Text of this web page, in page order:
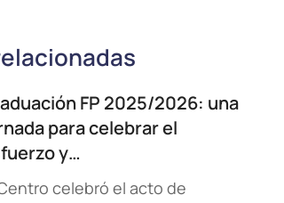
FP 2025/2026: una
para celebrar el
y…
celebró el acto de